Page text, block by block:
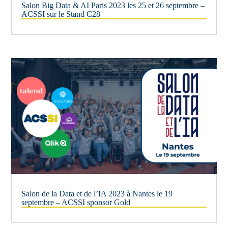
Salon Big Data & AI Paris 2023 les 25 et 26 septembre –
ACSSI sur le Stand C28
Salon de la Data et de l’IA 2023 à Nantes le 19
septembre – ACSSI sponsor Gold